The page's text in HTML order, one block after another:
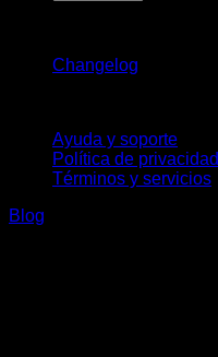
Changelog
Ayuda y soporte
Política de privacidad
Términos y servicios
Blog